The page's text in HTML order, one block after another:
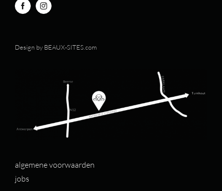
Design by BEAUX-SITES.com
algemene voorwaarden
jobs